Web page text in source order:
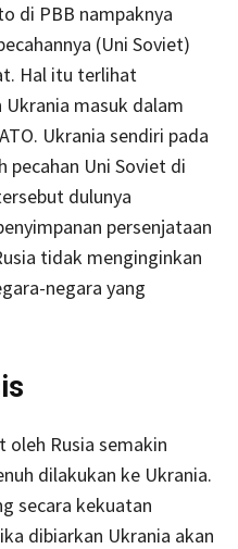
di PBB nampaknya
(Uni Soviet)
Hal itu terlihat
masuk dalam
Ukrania sendiri pada
pecahan Uni Soviet di
dulunya
persenjataan
tidak menginginkan
negara yang
oleh Rusia semakin
dilakukan ke Ukrania.
secara kekuatan
dibiarkan Ukrania akan